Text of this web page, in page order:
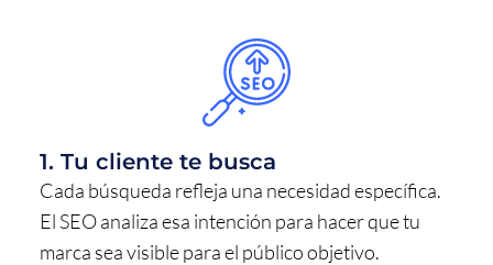
1. Tu cliente te busca
Cada búsqueda refleja una necesidad específica.
El SEO analiza esa intención para hacer que tu
marca sea visible para el público objetivo.